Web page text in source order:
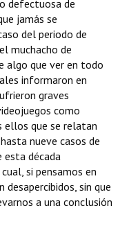
defectuosa de
jamás se
del periodo de
muchacho de
algo que ver en todo
informaron en
graves
como
ellos que se relatan
nueve casos de
esta década
si pensamos en
sin que
a una conclusión